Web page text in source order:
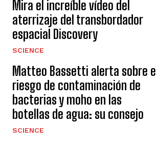
Mira el increíble vídeo del
aterrizaje del transbordador
espacial Discovery
SCIENCE
Matteo Bassetti alerta sobre el
riesgo de contaminación de
bacterias y moho en las
botellas de agua: su consejo
SCIENCE